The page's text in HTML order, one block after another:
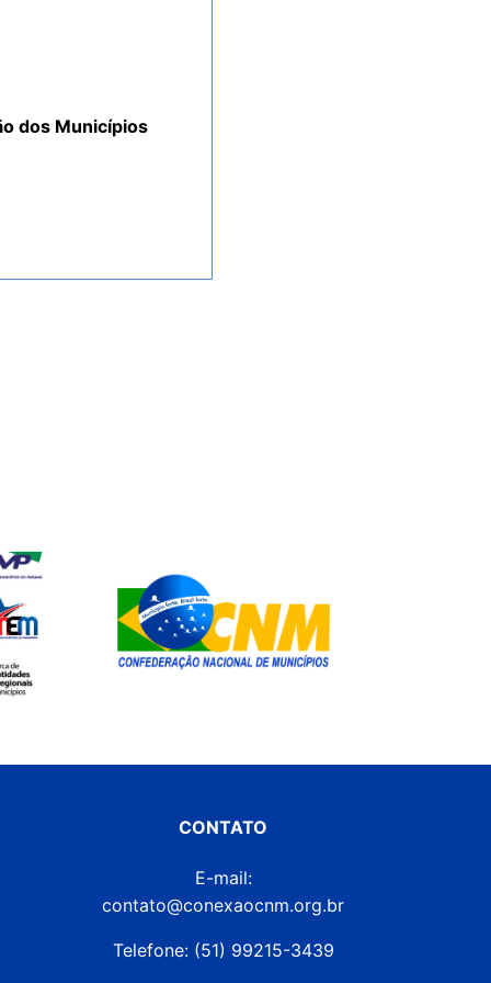
dos Municípios
CONTATO
E-mail:
contato@conexaocnm.org.br
Telefone: (51) 99215-3439